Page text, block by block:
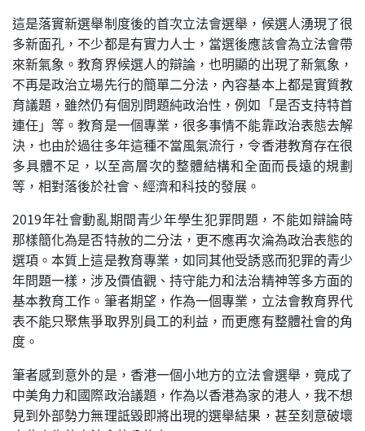
這是落實新選舉制度後的首次立法會選舉，候選人湧現了很
多新面孔，不少都是有實力人士，當選後應該會為立法會帶
來新氣象。教育界候選人的辯論，也明顯的出現了新氣象，
不再是政治立場先行的簡單二分法，內容基本上都是實質教
育議題，雖然仍有個別問題純政治性，例如「是否支持特首
連任」等。教育是一個專業，很多事情不能靠政治表態去解
決，也由於過往多年這種不當風氣流行，令香港教育存在很
多具體不足，以至高層次的整體結構和全面而長遠的規劃
等，相對落後於社會、經濟和科技的發展。
2019年社會動亂期間青少年學生犯罪問題，不能如辯論時
那樣簡化為是否特赦的二分法，更不應再次淪為政治表態的
選項。本質上這是教育專業，如同其他受誘惑而犯罪的青少
年問題一樣，涉及價值觀、持守能力和法治精神等多方面的
基本教育工作。筆者期望，作為一個專業，立法會教育界代
表不能只聚焦爭取界別員工的利益，而更應有整體社會的角
度。
筆者感到意外的是，香港一個小地方的立法會選舉，竟成了
中美角力和國際政治議題，作為以香港為家的港人，我不想
見到外部勢力無理詆毀即將出現的選舉結果，甚至刻意破壞